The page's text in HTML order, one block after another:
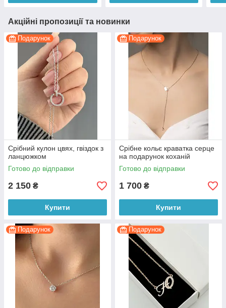
Акційні пропозиції та новинки
Подарунок
Срібний кулон цвях, гвіздок з
ланцюжком
Готово до відправки
2 150 ₴
Купити
Подарунок
Срібне кольє краватка серце
на подарунок коханій
Готово до відправки
1 700 ₴
Купити
Подарунок Подарунок